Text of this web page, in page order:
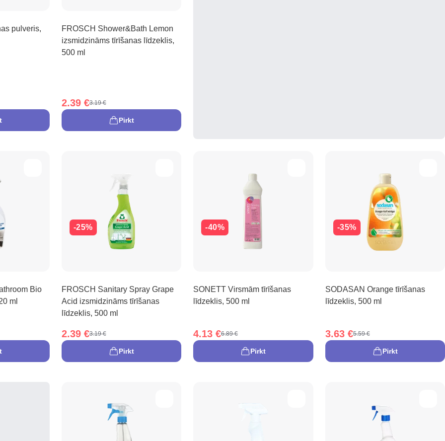
pulveris,
FROSCH Shower&Bath Lemon
izsmidzināms tīrīšanas līdzeklis,
500 ml
2.39 €3.19 €
Pirkt
Bio
ml
-25%
FROSCH Sanitary Spray Grape
Acid izsmidzināms tīrīšanas
līdzeklis, 500 ml
2.39 €3.19 €
Pirkt
-40%
SONETT Virsmām tīrīšanas
līdzeklis, 500 ml
4.13 €6.89 €
Pirkt
-35%
SODASAN Orange tīrīšanas
līdzeklis, 500 ml
3.63 €5.59 €
Pirkt